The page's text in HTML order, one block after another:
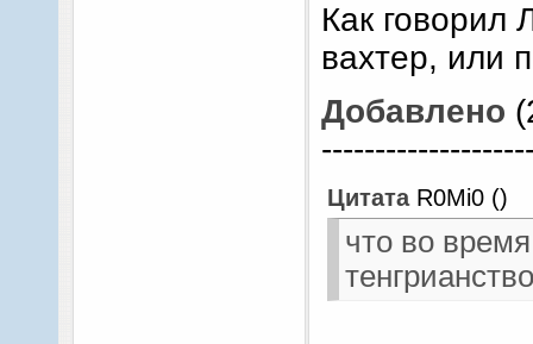
Как говорил
вахтер, или
Добавлено
Цитата R0Mi0 ()
что во